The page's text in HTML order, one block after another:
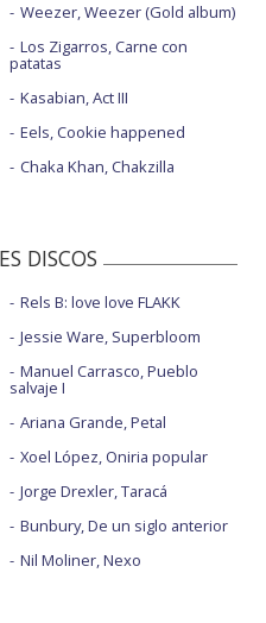
Weezer, Weezer (Gold album)
Los Zigarros, Carne con
patatas
Kasabian, Act III
Eels, Cookie happened
Chaka Khan, Chakzilla
DISCOS
Rels B: love love FLAKK
Jessie Ware, Superbloom
Manuel Carrasco, Pueblo
salvaje I
Ariana Grande, Petal
Xoel López, Oniria popular
Jorge Drexler, Taracá
Bunbury, De un siglo anterior
Nil Moliner, Nexo